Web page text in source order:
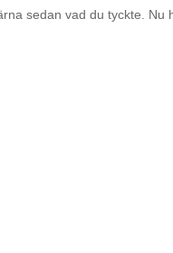
sedan vad du tyckte. Nu